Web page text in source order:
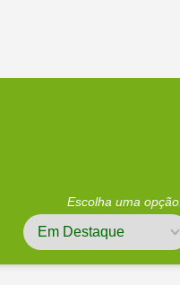
Escolha uma opção.